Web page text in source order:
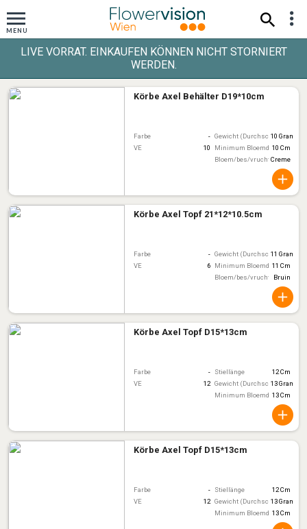
LIVE VORRAT. EINKAUFEN KÖNNEN NICHT STORNIERT
WERDEN.
Körbe Axel Behälter D19*10cm
Farbe - Gewicht (Durchschnitt)
10 Gram
VE
10 Minimum Bloemdiameter
10 Cm
Bloem/bes/vruchtkleur
Creme
Körbe Axel Topf 21*12*10.5cm
Farbe - Gewicht (Durchschnitt)
11 Gram
VE
6 Minimum Bloemdiameter
11 Cm
Bloem/bes/vruchtkleur
Bruin
Körbe Axel Topf D15*13cm
Farbe - Stiellänge
12 Cm
VE
12 Gewicht (Durchschnitt)
13 Gram
Minimum Bloemdiameter
13 Cm
Körbe Axel Topf D15*13cm
Farbe - Stiellänge
12 Cm
VE
12 Gewicht (Durchschnitt)
13 Gram
Minimum Bloemdiameter
13 Cm